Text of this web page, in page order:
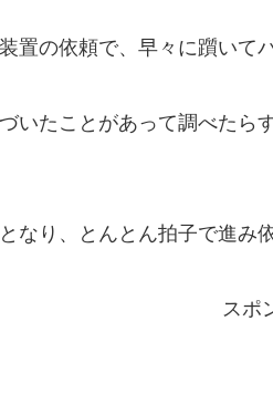
置の依頼で、早々に躓いて
いたことがあって調べたら
なり、とんとん拍子で進み
スポ